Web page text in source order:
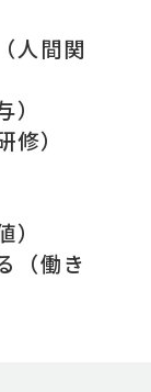
人間関
）
（働き